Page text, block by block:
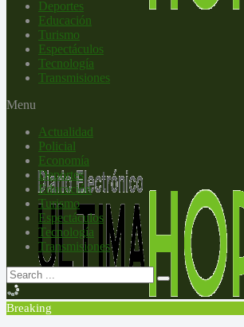
Deportes
Educación
Turismo
Espectáculos
Tecnología
Transmisiones
Menu
Actualidad
Policial
Economía
Deportes
Educación
Turismo
Espectáculos
Tecnología
Transmisiones
Breaking